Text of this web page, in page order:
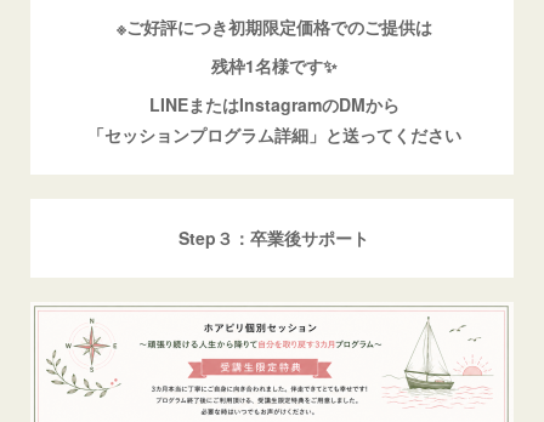
※ご好評につき初期限定価格でのご提供は
残枠1名様です✨
LINEまたはInstagramのDMから
「セッションプログラム詳細」と送ってください
Step３：卒業後サポート